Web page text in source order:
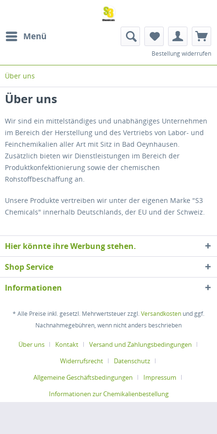
Menü
Bestellung widerrufen
Über uns
Über uns
Wir sind ein mittelständiges und unabhängiges Unternehmen
im Bereich der Herstellung und des Vertriebs von Labor- und
Feinchemikalien aller Art mit Sitz in Bad Oeynhausen.
Zusätzlich bieten wir Dienstleistungen im Bereich der
Produktkonfektionierung sowie der chemischen
Rohstoffbeschaffung an.
Unsere Produkte vertreiben wir unter der eigenen Marke "S3
Chemicals" innerhalb Deutschlands, der EU und der Schweiz.
Hier könnte ihre Werbung stehen.
Shop Service
Informationen
* Alle Preise inkl. gesetzl. Mehrwertsteuer zzgl.Versandkosten und ggf.
Nachnahmegebühren, wenn nicht anders beschrieben
Über uns Kontakt
Versand und Zahlungsbedingungen
Widerrufsrecht
Datenschutz
Allgemeine Geschäftsbedingungen
Impressum
Informationen zur Chemikalienbestellung